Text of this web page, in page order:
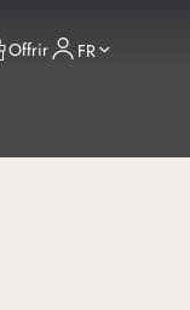
Offrir FR